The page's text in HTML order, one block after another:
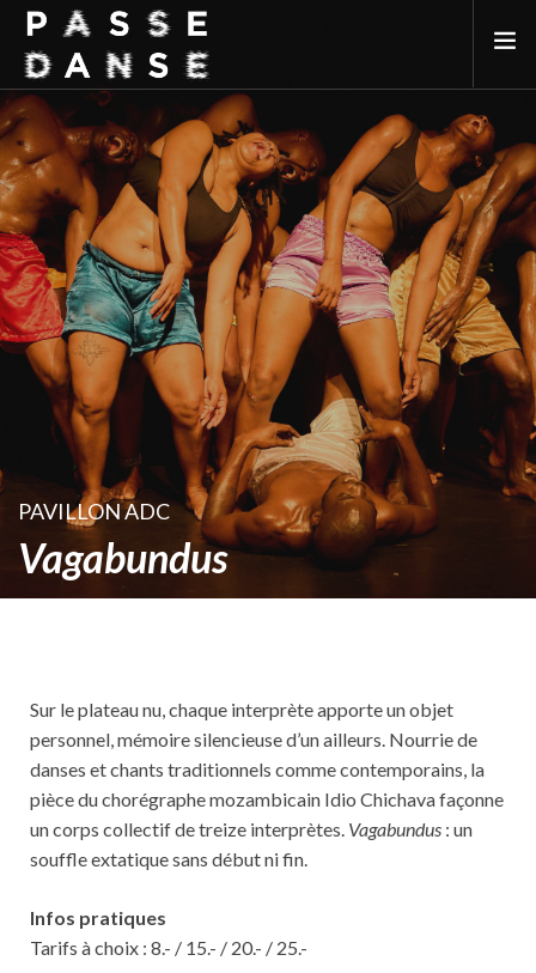
LA SAISON 25/26
MAI DE LA DANSE
LE PASSEDANSE
LES LIEUX PARTENAIRES
ADHÉREZ
PAVILLON ADC
Vagabundus
Sur le plateau nu, chaque interprète apporte un objet
personnel, mémoire silencieuse d’un ailleurs. Nourrie de
danses et chants traditionnels comme contemporains, la
pièce du chorégraphe mozambicain Idio Chichava façonne
un corps collectif de treize interprètes. Vagabundus : un
souffle extatique sans début ni fin.
Infos pratiques
Tarifs à choix : 8.- / 15.- / 20.- / 25.-